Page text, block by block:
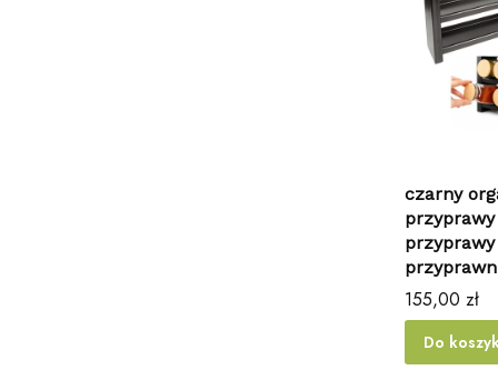
czarny
Cena
155,00 zł
Do